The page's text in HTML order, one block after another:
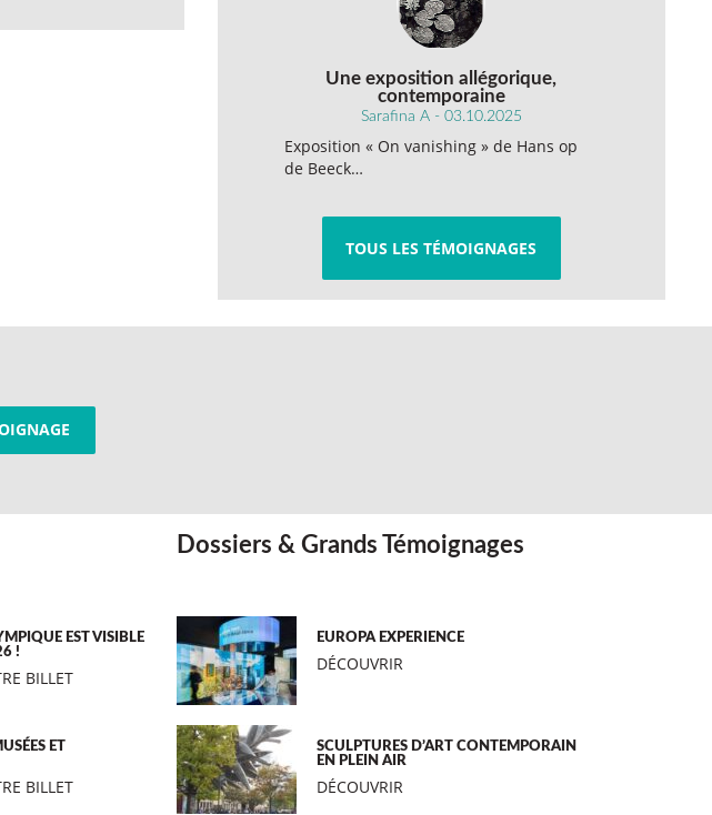
Une exposition allégorique,
contemporaine
Sarafina A - 03.10.2025
Exposition « On vanishing » de Hans op
de Beeck…
TOUS LES TÉMOIGNAGES
EST VISIBLE
!
BILLET
ET
BILLET
Dossiers & Grands Témoignages
EUROPA EXPERIENCE
DÉCOUVRIR
SCULPTURES D’ART CONTEMPORAIN
EN PLEIN AIR
DÉCOUVRIR